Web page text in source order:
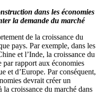
dans les économies
la demande du marché
de la croissance du
pays. Par exemple, dans les
et l’Inde, la croissance du
par rapport aux économies
et d’Europe. Par conséquent,
devrait créer un
croissance du marché dans